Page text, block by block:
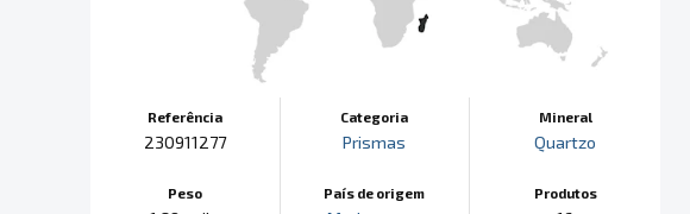
Referência
230911277
Peso
Categoria
Prismas
País de origem
Mineral
Quartzo
Produtos